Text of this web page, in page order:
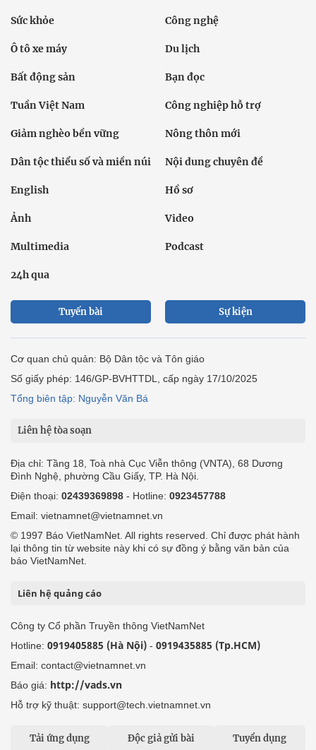
Sức khỏe Công nghệ
Ô tô xe máy Du lịch
Bất động sản Bạn đọc
Tuần Việt Nam Công nghiệp hỗ trợ
Giảm nghèo bền vững Nông thôn mới
Dân tộc thiểu số và miền núi Nội dung chuyên đề
English Hồ sơ
Ảnh Video
Multimedia Podcast
24h qua
Tuyến bài Sự kiện
Cơ quan chủ quản: Bộ Dân tộc và Tôn giáo
Số giấy phép: 146/GP-BVHTTDL, cấp ngày 17/10/2025
Tổng biên tập: Nguyễn Văn Bá
Liên hệ tòa soạn
Địa chỉ: Tầng 18, Toà nhà Cục Viễn thông (VNTA), 68 Dương
Đình Nghệ, phường Cầu Giấy, TP. Hà Nội.
Điện thoại: 02439369898 - Hotline: 0923457788
Email: vietnamnet@vietnamnet.vn
© 1997 Báo VietNamNet. All rights reserved. Chỉ được phát hành
lại thông tin từ website này khi có sự đồng ý bằng văn bản của
báo VietNamNet.
Liên hệ quảng cáo
Công ty Cổ phần Truyền thông VietNamNet
Hotline: 0919405885 (Hà Nội) - 0919435885 (Tp.HCM)
Email: contact@vietnamnet.vn
Báo giá: http://vads.vn
Hỗ trợ kỹ thuật: support@tech.vietnamnet.vn
Tải ứng dụng Độc giả gửi bài Tuyển dụng